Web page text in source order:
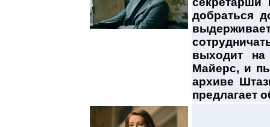
добраться
выходит
Майерс, и
архиве
предлагает